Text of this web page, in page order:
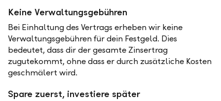
Keine Verwaltungsgebühren
Bei Einhaltung des Vertrags erheben wir keine
Verwaltungsgebühren für dein Festgeld. Dies
bedeutet, dass dir der gesamte Zinsertrag
zugutekommt, ohne dass er durch zusätzliche Kosten
geschmälert wird.
Spare zuerst, investiere später